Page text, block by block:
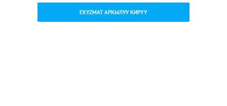
EKYZMAT АРКЫЛУУ КИРҮҮ